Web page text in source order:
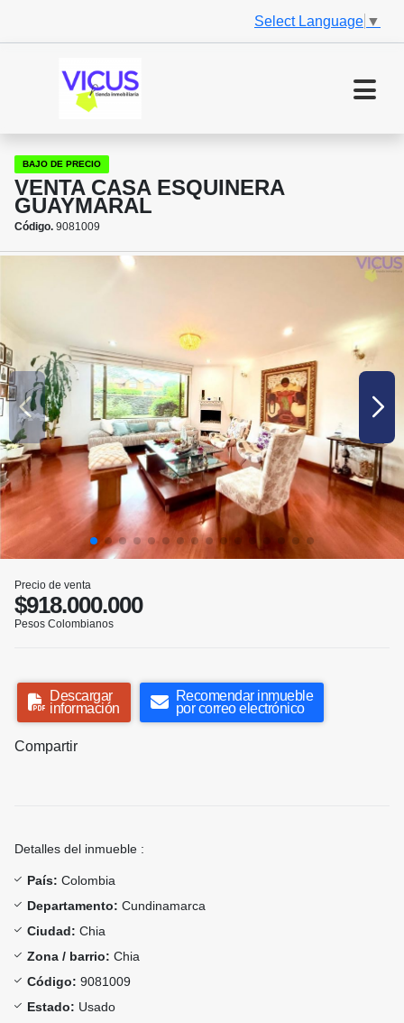
Select Language ▼
BAJO DE PRECIO
VENTA CASA ESQUINERA
GUAYMARAL
Código. 9081009
Precio de venta
$918.000.000
Pesos Colombianos
Descargar
información
Recomendar inmueble
por correo electrónico
Compartir
Detalles del inmueble :
País: Colombia
Departamento: Cundinamarca
Ciudad: Chia
Zona / barrio: Chia
Código: 9081009
Estado: Usado